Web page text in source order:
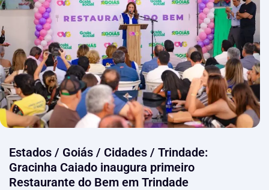
Estados / Goiás / Cidades / Trindade:
Gracinha Caiado inaugura primeiro
Restaurante do Bem em Trindade